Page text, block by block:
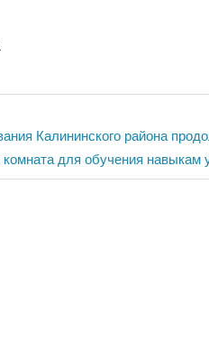
Калининского района
комната для обучения